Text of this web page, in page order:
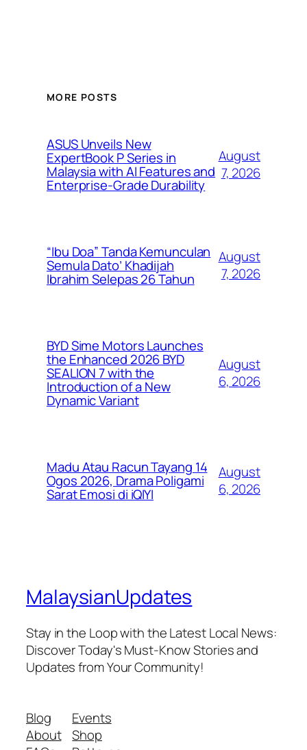
MORE POSTS
ASUS Unveils New
ExpertBook P Series in
Malaysia with AI Features and
Enterprise-Grade Durability
August
7, 2026
“Ibu Doa” Tanda Kemunculan
Semula Dato’ Khadijah
Ibrahim Selepas 26 Tahun
August
7, 2026
BYD Sime Motors Launches
the Enhanced 2026 BYD
SEALION 7 with the
Introduction of a New
Dynamic Variant
August
6, 2026
Madu Atau Racun Tayang 14
Ogos 2026, Drama Poligami
Sarat Emosi di iQIYI
August
6, 2026
MalaysianUpdates
Stay in the Loop with the Latest Local News:
Discover Today's Must-Know Stories and
Updates from Your Community!
Blog
About
Events
Shop